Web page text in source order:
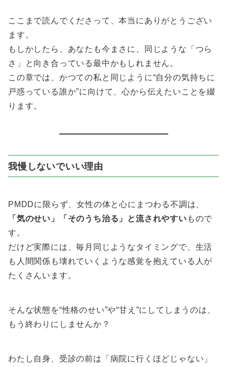
ここまで読んでくださって、本当にありがとうござい
ます。
もしかしたら、あなたも今まさに、同じような「つら
さ」と向き合っている最中かもしれません。
この章では、かつての私と同じように“自分の気持ちに
戸惑っている誰か”に向けて、心から伝えたいことを綴
ります。
我慢しないでいい理由
PMDDに限らず、女性の体と心にまつわる不調は、
「気のせい」「そのうち治る」と流されやすい もので
す。
だけど実際には、毎月同じようなタイミングで、生活
も人間関係も壊れていくような感覚を抱えている人が
たくさんいます。
そんな状態を“性格のせい”や“甘え”にしてしまうのは、
もう終わりにしませんか？
わたし自身、受診の前は「病院に行くほどじゃない」